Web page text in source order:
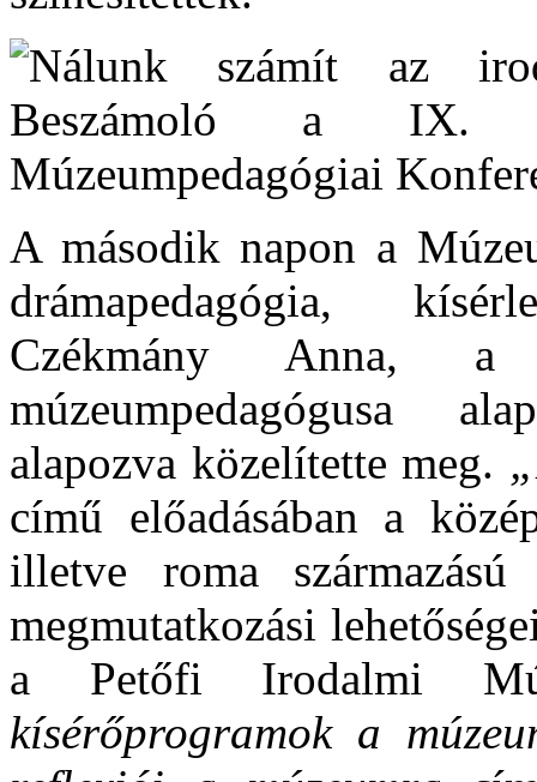
A második napon a
drámapedagógia,
Czékmány Anna,
múzeumpedagógusa
alapozva közelítette meg. „
című előadásában a
illetve roma
megmutatkozási
a Petőfi Irodalmi
kísérőprogramok a